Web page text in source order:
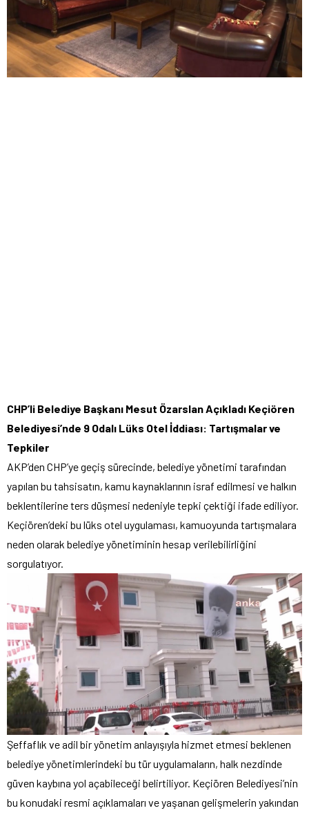
CHP’li Belediye Başkanı Mesut Özarslan Açıkladı Keçiören
Belediyesi’nde 9 Odalı Lüks Otel İddiası: Tartışmalar ve
Tepkiler
AKP’den CHP’ye geçiş sürecinde, belediye yönetimi tarafından
yapılan bu tahsisatın, kamu kaynaklarının israf edilmesi ve halkın
beklentilerine ters düşmesi nedeniyle tepki çektiği ifade ediliyor.
Keçiören’deki bu lüks otel uygulaması, kamuoyunda tartışmalara
neden olarak belediye yönetiminin hesap verilebilirliğini
sorgulatıyor.
Şeffaflık ve adil bir yönetim anlayışıyla hizmet etmesi beklenen
belediye yönetimlerindeki bu tür uygulamaların, halk nezdinde
güven kaybına yol açabileceği belirtiliyor. Keçiören Belediyesi’nin
bu konudaki resmi açıklamaları ve yaşanan gelişmelerin yakından